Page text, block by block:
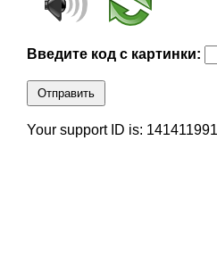
Введите код с картинки:
Отправить
Your support ID is: